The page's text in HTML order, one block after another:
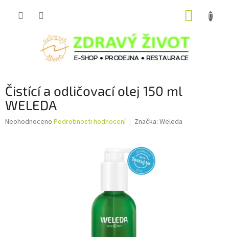
Čistící a odličovací olej 150 ml
WELEDA
Průměrné
Neohodnoceno Podrobnosti hodnocení Značka: Weleda